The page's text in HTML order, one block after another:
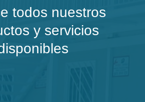
todos nuestros
y servicios